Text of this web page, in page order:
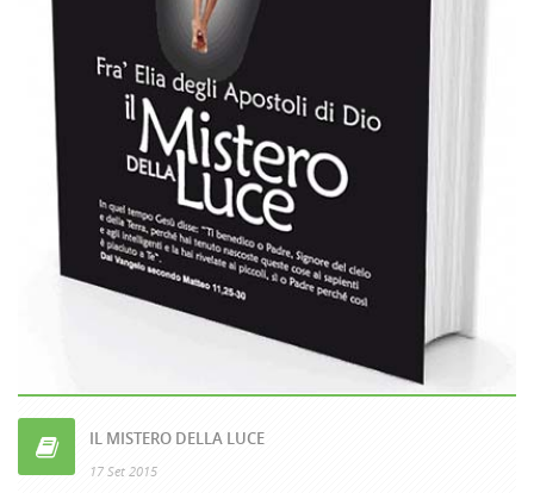
IL MISTERO DELLA LUCE
17 Set 2015